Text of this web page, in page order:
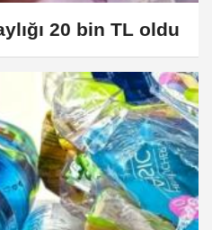
20 bin TL oldu